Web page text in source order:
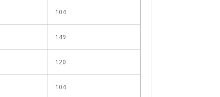
104
149
120
104